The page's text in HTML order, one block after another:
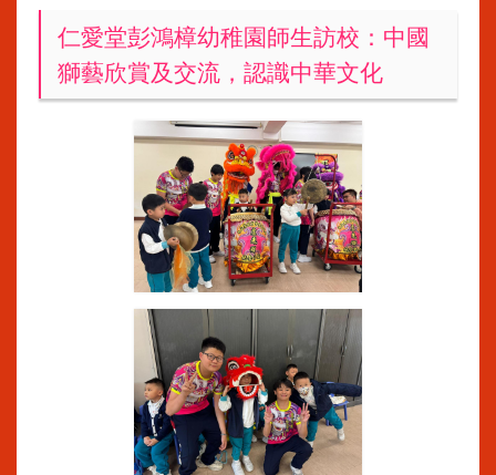
仁愛堂彭鴻樟幼稚園師生訪校：中國
獅藝欣賞及交流，認識中華文化